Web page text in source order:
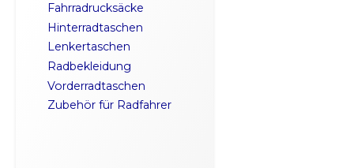
Fahrradrucksäcke
Hinterradtaschen
Lenkertaschen
Radbekleidung
Vorderradtaschen
Zubehör für Radfahrer